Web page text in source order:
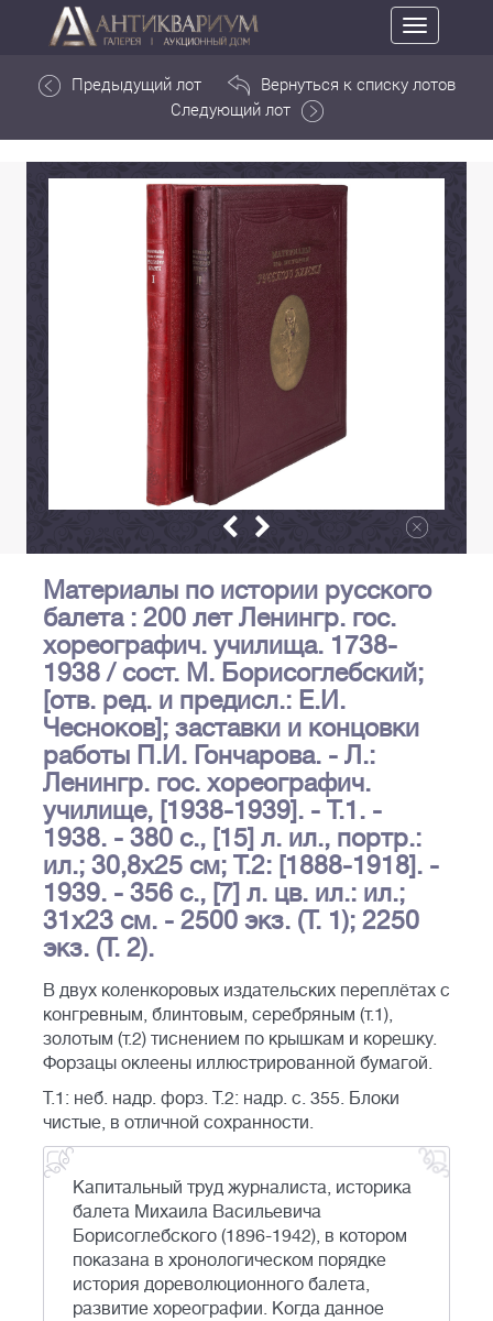
Toggle
navigation
Предыдущий лот
Вернуться к списку лотов
Следующий лот
Материалы по истории русского
балета : 200 лет Ленингр. гос.
хореографич. училища. 1738-
1938 / сост. М. Борисоглебский;
[отв. ред. и предисл.: Е.И.
Чесноков]; заставки и концовки
работы П.И. Гончарова. - Л.:
Ленингр. гос. хореографич.
училище, [1938-1939]. - Т.1. -
1938. - 380 с., [15] л. ил., портр.:
ил.; 30,8х25 см; Т.2: [1888-1918]. -
1939. - 356 с., [7] л. цв. ил.: ил.;
31х23 см. - 2500 экз. (Т. 1); 2250
экз. (Т. 2).
В двух коленкоровых издательских переплётах с
конгревным, блинтовым, серебряным (т.1),
золотым (т.2) тиснением по крышкам и корешку.
Форзацы оклеены иллюстрированной бумагой.
Т.1: неб. надр. форз. Т.2: надр. с. 355. Блоки
чистые, в отличной сохранности.
Капитальный труд журналиста, историка
балета Михаила Васильевича
Борисоглебского (1896-1942), в котором
показана в хронологическом порядке
история дореволюционного балета,
развитие хореографии. Когда данное